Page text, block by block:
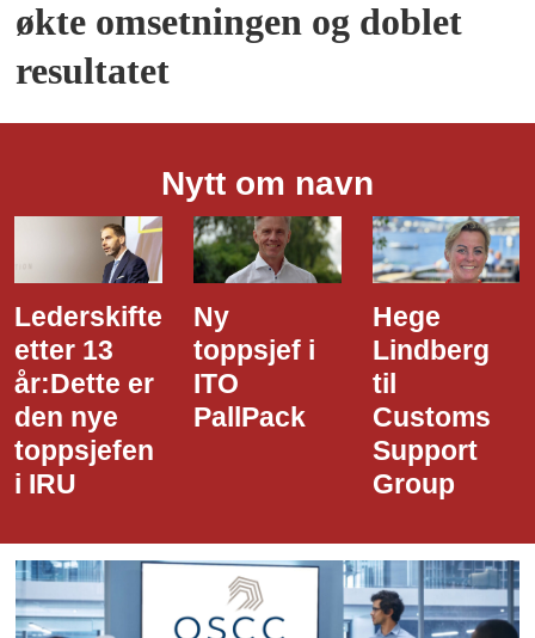
økte omsetningen og doblet
resultatet
Nytt om navn
Ny
toppsjef i
ITO
PallPack
Hege
Lindberg
til
Customs
Dette er
den nye
i Narvik
Havn